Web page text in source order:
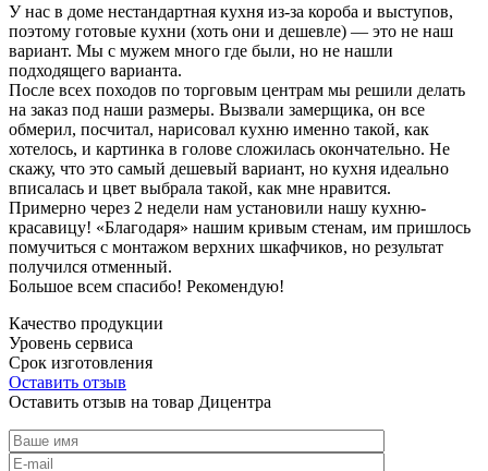
У нас в доме нестандартная кухня из-за короба и выступов,
поэтому готовые кухни (хоть они и дешевле) — это не наш
вариант. Мы с мужем много где были, но не нашли
подходящего варианта.
После всех походов по торговым центрам мы решили делать
на заказ под наши размеры. Вызвали замерщика, он все
обмерил, посчитал, нарисовал кухню именно такой, как
хотелось, и картинка в голове сложилась окончательно. Не
скажу, что это самый дешевый вариант, но кухня идеально
вписалась и цвет выбрала такой, как мне нравится.
Примерно через 2 недели нам установили нашу кухню-
красавицу! «Благодаря» нашим кривым стенам, им пришлось
помучиться с монтажом верхних шкафчиков, но результат
получился отменный.
Большое всем спасибо! Рекомендую!
Качество продукции
Уровень сервиса
Срок изготовления
Оставить отзыв
Оставить отзыв на товар Дицентра